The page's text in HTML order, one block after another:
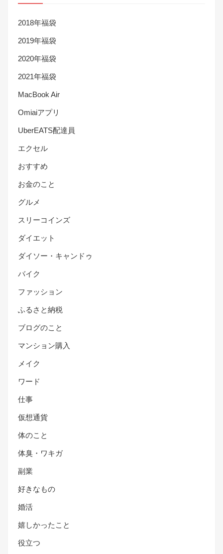
2018年福袋
2019年福袋
2020年福袋
2021年福袋
MacBook Air
Omiaiアプリ
UberEATS配達員
エクセル
おすすめ
お金のこと
グルメ
スリーコインズ
ダイエット
ダイソー・キャンドゥ
バイク
ファッション
ふるさと納税
ブログのこと
マンション購入
メイク
ワード
仕事
仮想通貨
体のこと
体臭・ワキガ
副業
好きなもの
婚活
嬉しかったこと
役立つ